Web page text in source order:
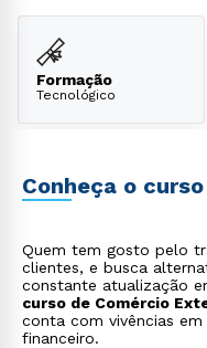
Formação
Tecnológico
Conheça o curso
Quem tem gosto pelo
clientes, e busca
constante atualização
curso de Comércio
conta com vivências
financeiro.